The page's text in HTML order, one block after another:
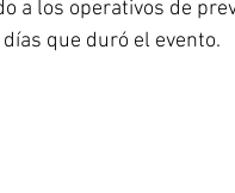
a los operativos de
que duró el evento.